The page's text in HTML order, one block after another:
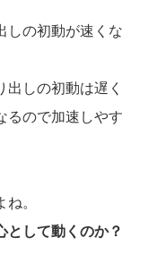
しの初動が速くな
しの初動は遅く
るので加速しやす
。
として動くのか？